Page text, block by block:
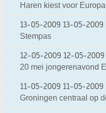
Haren kiest voor Europa
13-05-2009 13-05-2009
Stempas
12-05-2009 12-05-2009
20 mei jongerenavond
11-05-2009 11-05-2009
Groningen centraal op